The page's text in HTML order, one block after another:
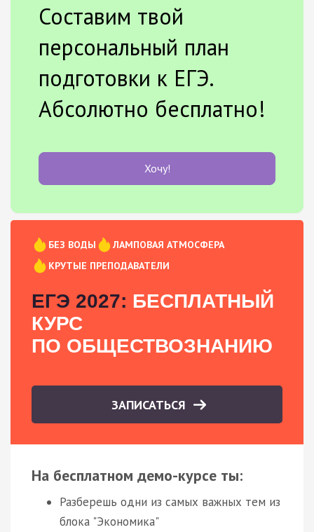
Составим твой
персональный план
подготовки к ЕГЭ.
Абсолютно бесплатно!
Хочу!
БЕЗ ВОДЫ
ЛАМПОВАЯ АТМОСФЕРА
КРУТЫЕ ПРЕПОДАВАТЕЛИ
ЕГЭ 2027: БЕСПЛАТНЫЙ
КУРС
ПО ОБЩЕСТВОЗНАНИЮ
ЗАПИСАТЬСЯ
На бесплатном демо-курсе ты:
Разберешь одни из самых важных тем из
блока "Экономика"